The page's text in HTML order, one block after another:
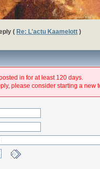
( Re: L'actu Kaamelott )
in for at least 120 days.
please consider starting a new